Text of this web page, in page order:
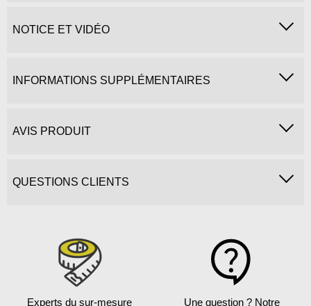
NOTICE ET VIDÉO
INFORMATIONS SUPPLÉMENTAIRES
AVIS PRODUIT
QUESTIONS CLIENTS
Experts du sur-mesure Une question ? Notre